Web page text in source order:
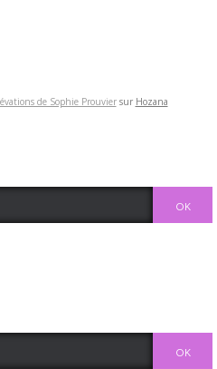
de Sophie Prouviersur Hozana